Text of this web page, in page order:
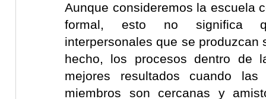
Aunque consideremos la escuela
formal, esto no significa
interpersonales que se produzcan
hecho, los procesos dentro de
mejores resultados cuando
miembros son cercanas y